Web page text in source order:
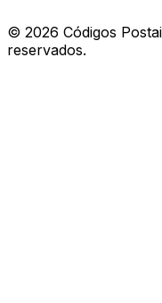
© 2026 Códigos
reservados.